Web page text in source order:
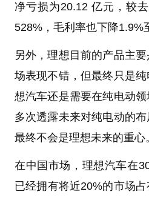
净亏损为20.12 亿元，较
528%，毛利率也下降1.9%
另外，理想目前的产品主
场表现不错，但最终只是
想汽车还是需要在纯电动
多次透露未来对纯电动的
最终不会是理想未来的重心
在中国市场，理想汽车在
已经拥有将近20%的市场